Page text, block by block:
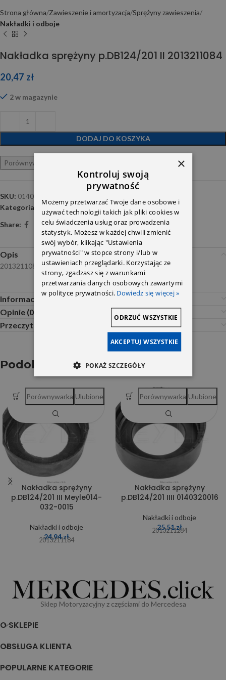
Strona główna Zawieszenie i amortyzacja Sprężyny zawieszenia
Nakładki i odboje
Nakładka sprężyny p.DB124/201 II 2013211084
20,47 zł
2 w magazynie
DODAJ DO KOSZYKA
Porównywarka
SKU: 0140320014
Kategoria:
Nakładki i odboje
Share:
Opis
2013211084
Informacje dodatkowe
Opinie (0)
Przeczytaj Przed Zakupem
Podobne produkty
Nakładka sprężyny
p.DB124/201 III Meyle014-
032-0015
Nakładki i odboje
24,94zł
2013211184
Porównywarka Ulubione
Nakładka sprężyny
p.DB124/201 IIII 0140320016
Nakładki i odboje
25,51zł
2013211284
Porównywarka Ulubione
Sklep Motoryzacyjny z częściami do Mercedesa
O SKLEPIE
OBSŁUGA KLIENTA
POPULARNE KATEGORIE
×
Kontroluj swoją
prywatność
Możemy przetwarzać Twoje dane osobowe i
używać technologii takich jak pliki cookies w
celu świadczenia usług oraz prowadzenia
statystyk. Możesz w każdej chwili zmienić
swój wybór, klikając "Ustawienia
prywatności" w stopce strony i/lub w
ustawieniach przeglądarki. Korzystając ze
strony, zgadzasz się z warunkami
przetwarzania danych osobowych zawartymi
w polityce prywatności. Dowiedz się więcej »
AKCEPTUJ WSZYSTKIE
ODRZUĆ WSZYSTKIE
POKAŻ SZCZEGÓŁY